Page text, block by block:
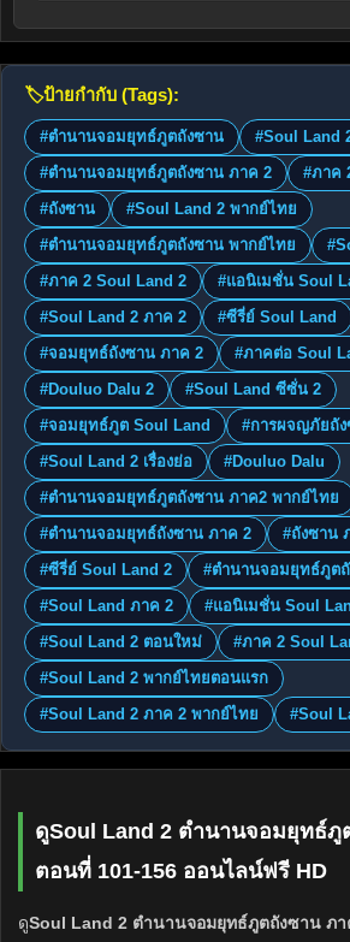
🏷️ป้ายกำกับ (Tags):
#ตำนานจอมยุทธ์ภูตถังซาน
#Soul Land
#ตำนานจอมยุทธ์ภูตถังซาน ภาค 2
#ภาค
#ถังซาน
#Soul Land 2 พากย์ไทย
#ตำนานจอมยุทธ์ภูตถังซาน พากย์ไทย
#ภาค 2 Soul Land 2
#แอนิเมชั่น Soul
#Soul Land 2 ภาค 2
#ซีรี่ย์ Soul Land
#จอมยุทธ์ถังซาน ภาค 2
#ภาคต่อ Soul
#Douluo Dalu 2
#Soul Land ซีซั่น 2
#จอมยุทธ์ภูต Soul Land
#การผจญภัยถั
#Soul Land 2 เรื่องย่อ
#Douluo Dalu
#ตำนานจอมยุทธ์ภูตถังซาน ภาค2 พากย์ไทย
#ตำนานจอมยุทธ์ถังซาน ภาค 2
#ถังซาน
#ซีรี่ย์ Soul Land 2
#ตำนานจอมยุทธ์ภูต
#Soul Land ภาค 2
#แอนิเมชั่น Soul
#Soul Land 2 ตอนใหม่
#ภาค 2 Soul
#Soul Land 2 พากย์ไทยตอนแรก
#Soul Land 2 ภาค 2 พากย์ไทย
#Soul
ดูSoul Land 2 ตำนานจอมยุทธ์ภู
ตอนที่ 101-156 ออนไลน์ฟรี HD
ดูSoul Land 2 ตำนานจอมยุทธ์ภูตถังซาน ภา